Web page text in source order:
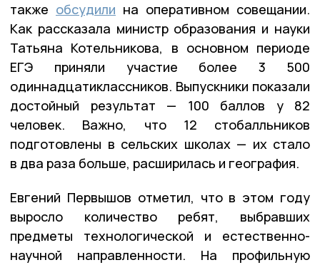
также обсудили на оперативном совещании.
Как рассказала министр образования и науки
Татьяна Котельникова, в основном периоде
ЕГЭ приняли участие более 3 500
одиннадцатиклассников. Выпускники показали
достойный результат — 100 баллов у 82
человек. Важно, что 12 стобалльников
подготовлены в сельских школах — их стало
в два раза больше, расширилась и география.
Евгений Первышов отметил, что в этом году
выросло количество ребят, выбравших
предметы технологической и естественно-
научной направленности. На профильную